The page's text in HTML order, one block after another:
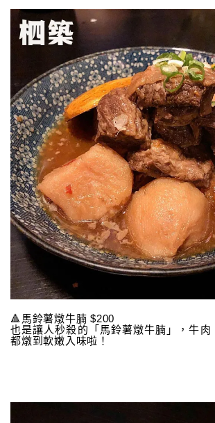
🔺馬鈴薯燉牛腩 $200
也是讓人秒殺的「馬鈴薯燉牛腩」，牛肉
都燉到軟嫩入味啦！